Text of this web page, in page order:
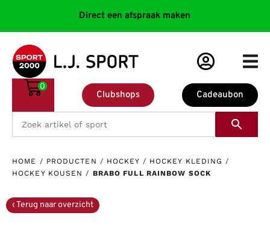
Direct een afspraak maken
Cadeaubon
Clubshops
0
HOME / PRODUCTEN / HOCKEY / HOCKEY KLEDING /
HOCKEY KOUSEN / BRABO FULL RAINBOW SOCK